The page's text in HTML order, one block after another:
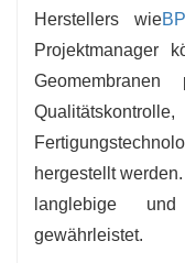
Herstellers wie
Projektmanager
hergestellt
langlebige und
gewährleistet.